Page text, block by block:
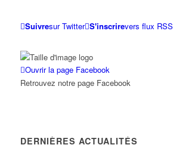
Suivresur Twitter S'inscrirevers flux RSS
Ouvrir la page Facebook
Retrouvez notre page Facebook
DERNIÈRES ACTUALITÉS